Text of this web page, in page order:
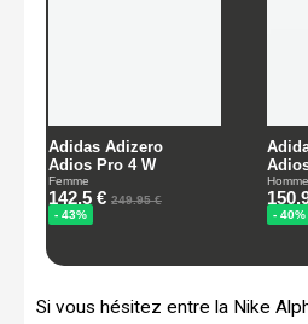
Si vous hésitez entre la Nike